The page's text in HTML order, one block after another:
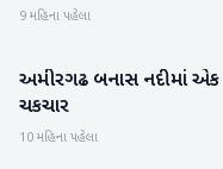
9 મહિના પહેલા
બનાસકાંઠા
અમીરગઢ બનાસ નદીમાં
ચકચાર
10 મહિના પહેલા